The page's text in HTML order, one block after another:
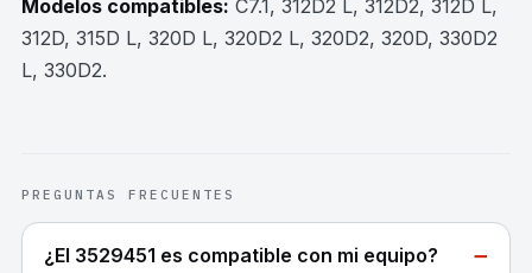
Modelos compatibles: C7.1, 312D2 L, 312D2, 312D L,
312D, 315D L, 320D L, 320D2 L, 320D2, 320D, 330D2
L, 330D2.
PREGUNTAS FRECUENTES
¿El 3529451 es compatible con mi equipo? −